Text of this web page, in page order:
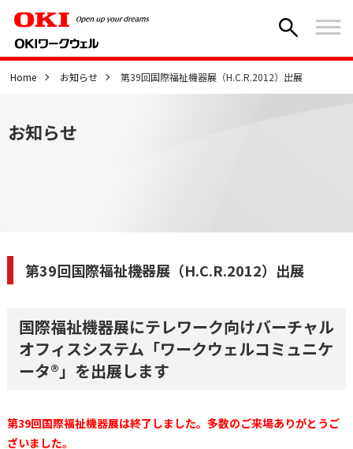
Home お知らせ 第39回国際福祉機器展（H.C.R.2012）出展
お知らせ
第39回国際福祉機器展（H.C.R.2012）出展
国際福祉機器展にテレワーク向けバーチャル
オフィスシステム「ワークウェルコミュニケ
ータ®」を出展します
第39回国際福祉機器展は終了しました。多数のご来場ありがとうご
ざいました。